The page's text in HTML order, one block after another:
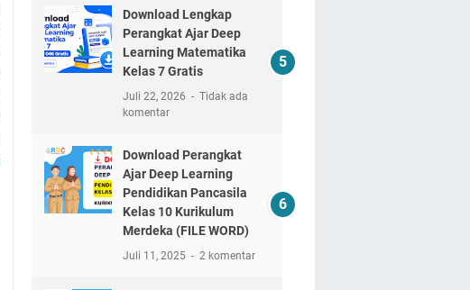
Download Lengkap
Perangkat Ajar Deep
Learning Matematika
Kelas 7 Gratis
Juli 22, 2026
Tidak ada
komentar
Download Perangkat
Ajar Deep Learning
Pendidikan Pancasila
Kelas 10 Kurikulum
Merdeka (FILE WORD)
Juli 11, 2025 2 komentar